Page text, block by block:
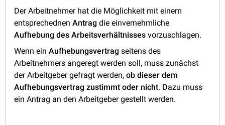
Der Arbeitnehmer hat die Möglichkeit mit einem
entsprechednenAntrag die einvernehmliche
Aufhebung des Arbeitsverhältnisses vorzuschlagen.
Wenn ein Aufhebungsvertrag seitens des
Arbeitnehmers angeregt werden soll, muss zunächst
der Arbeitgeber gefragt werden,ob dieser dem
Aufhebungsvertrag zustimmt oder nicht. Dazu muss
ein Antrag an den Arbeitgeber gestellt werden.